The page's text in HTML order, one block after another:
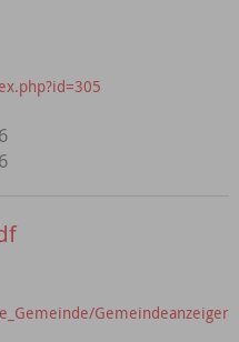
Gemeindeanzeiger